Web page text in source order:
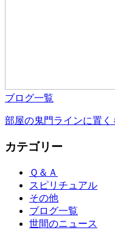
ブログ一覧
部屋の鬼門ラインに置く
カテゴリー
Ｑ＆Ａ
スピリチュアル
その他
ブログ一覧
世間のニュース